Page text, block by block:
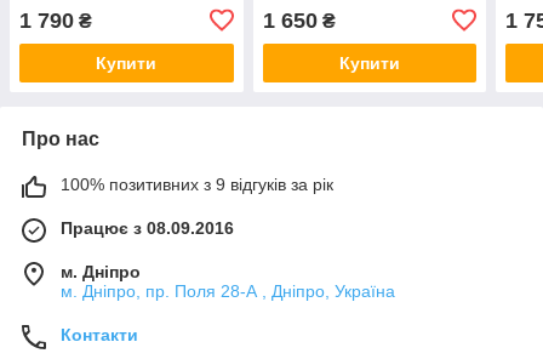
1 790 ₴
Купити
1 650₴
Купити
1
Про нас
100% позитивних з 9 відгуків за рік
Працює з 08.09.2016
м. Дніпро
м. Дніпро, пр. Поля 28-А , Дніпро, Україна
Контакти